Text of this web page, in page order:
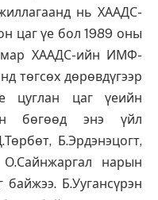
нь ХААДС-
цаг үе бол 1989 оны
ХААДС-ийн ИМФ-
төгсөх дөрөвдүгээр
цуглан цаг үеийн
бөгөөд энэ үйл
Б.Эрдэнэцогт,
О.Сайнжаргал нарын
байжээ. Б.Уугансүрэн